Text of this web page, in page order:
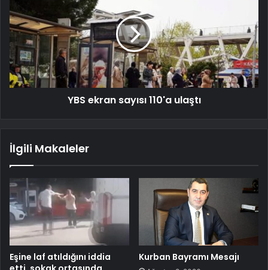
YBS ekran sayısı 110'a ulaştı
İlgili Makaleler
Eşine laf atıldığını iddia
Kurban Bayramı Mesajı